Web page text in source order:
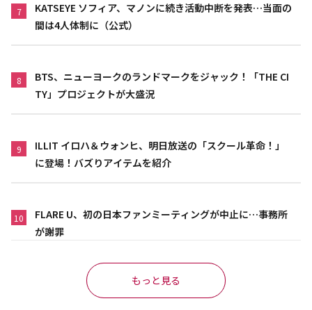
7
KATSEYE ソフィア、マノンに続き活動中断を発表…当面の
間は4人体制に（公式）
8
BTS、ニューヨークのランドマークをジャック！「THE CI
TY」プロジェクトが大盛況
9
ILLIT イロハ＆ウォンヒ、明日放送の「スクール革命！」
に登場！バズりアイテムを紹介
10
FLARE U、初の日本ファンミーティングが中止に…事務所
が謝罪
もっと見る